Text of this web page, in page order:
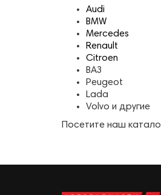
Audi
BMW
Mercedes
Renault
Citroen
ВАЗ
Peugeot
Lada
Volvo и другие
Посетите наш